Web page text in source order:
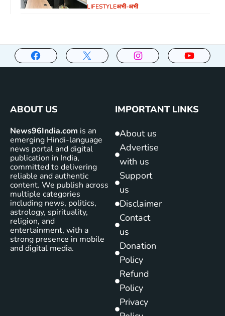
समीक्षा हेतु बैठक आयोजित
LIFESTYLEअभी-अभी
ABOUT US
News96India.com is an
emerging Hindi-language
news portal and digital
publication in India,
committed to delivering
reliable and authentic
content. We publish across
multiple categories
including news, politics,
astrology, spirituality,
religion, and
entertainment, with a
strong presence in mobile
and digital media.
IMPORTANT LINKS
About us
Advertise
with us
Support
us
Disclaimer
Contact
us
Donation
Policy
Refund
Policy
Privacy